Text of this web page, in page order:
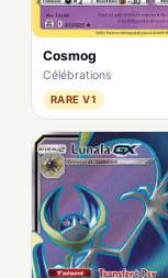
Cosmog
Célébrations
RARE V1